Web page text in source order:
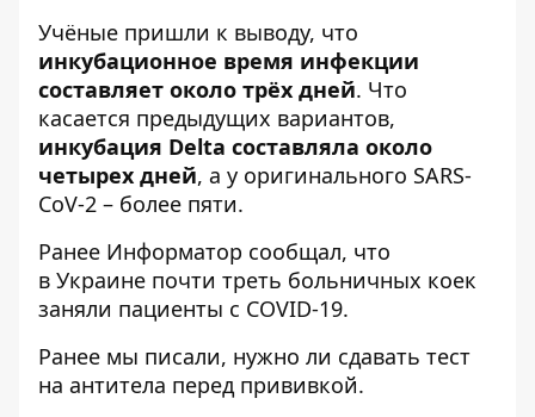
Учёные пришли к выводу, что
инкубационное время инфекции
составляет около трёх дней. Что
касается предыдущих вариантов,
инкубация Delta составляла около
четырех дней, а у оригинального SARS-
CoV-2 – более пяти.
Ранее Информатор сообщал, что
в Украине почти треть больничных коек
заняли пациенты с COVID-19.
Ранее мы писали, нужно ли сдавать тест
на антитела перед прививкой.